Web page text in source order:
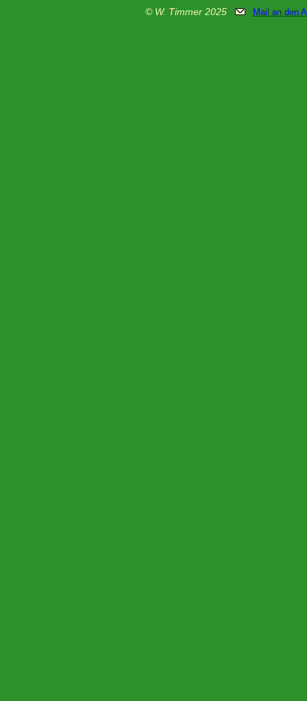
© W. Timmer 2025 Mail an den